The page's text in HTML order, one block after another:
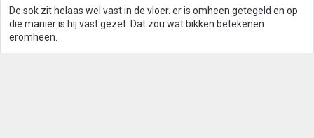
g
De sok zit helaas wel vast in de vloer. er is omheen getegeld en op
die manier is hij vast gezet. Dat zou wat bikken betekenen
eromheen.